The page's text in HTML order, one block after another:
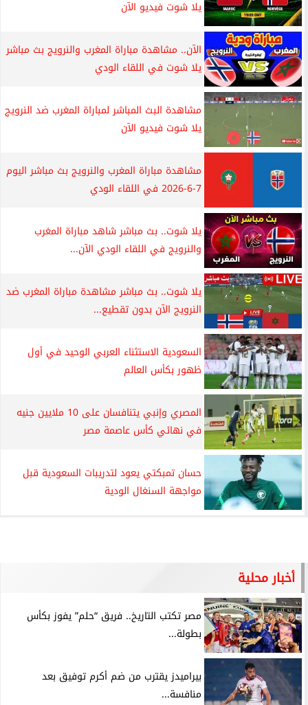
يلا شوت فيديو الآن
الآن.. مشاهدة مباراة المغرب والنرويج بث مباشر
يلا شوت في اللقاء الودي
مشاهدة البث المباشر لمباراة المغرب ضد النرويج
يلا شوت فيديو الآن
مشاهدة مباراة المغرب والنرويج بث مباشر اليوم
7-6-2026 في اللقاء الودي
يلا شوت.. بث مباشر شاهد مباراة المغرب
والنرويج في اللقاء الودي الآن...
يلا شوت.. بث مباشر مشاهدة مباراة المغرب ضد
النرويج الآن بدون تقطيع...
السعودية الاستثناء العربي الوحيد في أول
ظهور بكأس العالم
المصري وإنبي يتنافسان على 10 ملايين جنيه
في نهائي كأس عاصمة مصر
حسان تمبكتي يعود لتدريبات السعودية قبل
مواجهة السنغال الودية
أخبار محلية
مصر تكتب التاريخ.. فريق “حلم” يفوز بكأس
بطولة...
بيراميدز يقترب من ضم أكرم توفيق بعد
منافسة...